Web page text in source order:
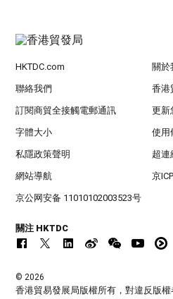
HKTDC.com 關於
聯絡我們 香港
訂閱商貿全接觸電郵通訊 更新
字體大小 使用
私隱政策聲明 超連
網站導航 京
京公网安备 11010102003523号
關注 HKTDC
© 2026
香港貿易發展局版權所有，對違反版權